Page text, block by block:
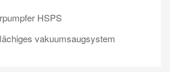
HSPS
vakuumsaugsystem